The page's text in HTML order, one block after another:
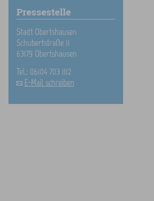
Pressestelle
Stadt Obertshausen
Schubertstraße 11
63179 Obertshausen
Tel.: 06104 703 1112
E-Mail schreiben